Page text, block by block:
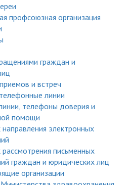
профсоюзная организация
граждан и
и встреч
линии
телефоны доверия и
помощи
электронных
письменных
граждан и юридических лиц
организации